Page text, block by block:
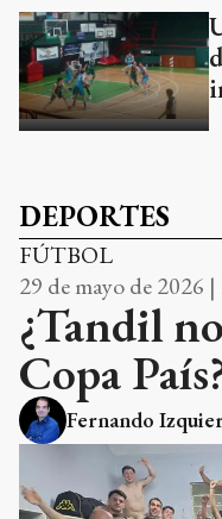
DEPORTES
FÚTBOL
29 de mayo de 2026 |
¿Tandil
Copa
Fernando